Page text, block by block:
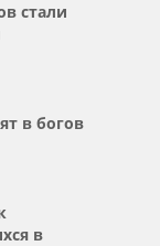
стали
в богов
в